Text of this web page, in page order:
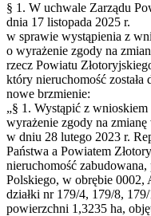
§ 1. W uchwale Zarządu
dnia 17 listopada 2025 r.
w sprawie wystąpienia z
o wyrażenie zgody na
rzecz Powiatu
który nieruchomość
nowe brzmienie:
„§ 1. Wystąpić z
wyrażenie zgody na
w dniu 28 lutego 2023 r.
Państwa a Powiatem
nieruchomość
Polskiego, w obrębie 0002,
działki nr 179/4, 179/8,
powierzchni 1,3235 ha,